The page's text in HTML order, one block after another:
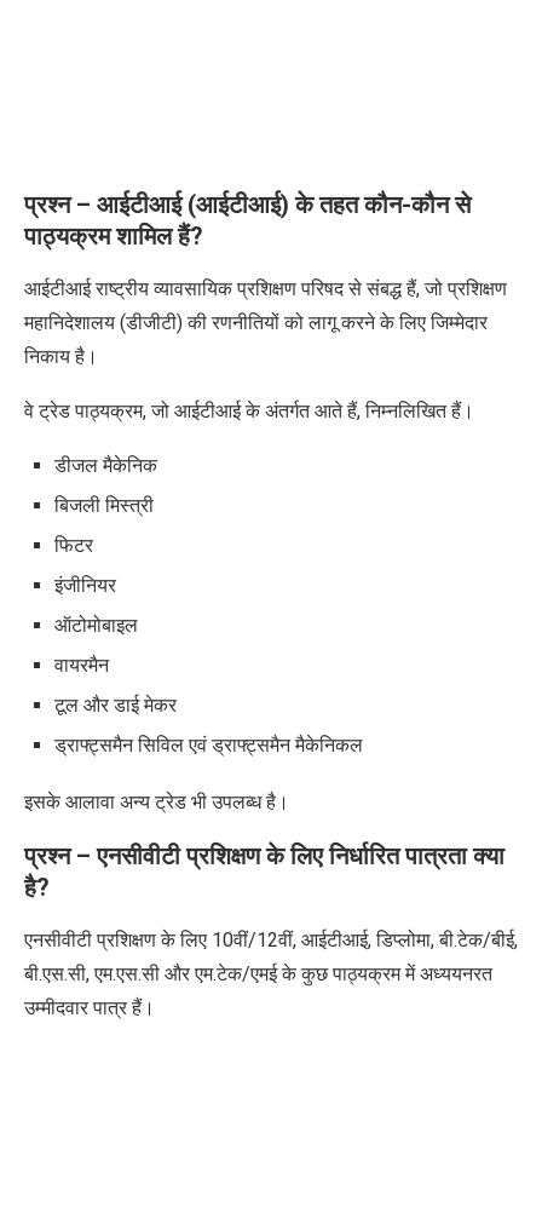
प्रश्न – आईटीआई (आईटीआई) के तहत कौन-कौन से
पाठ्यक्रम शामिल हैं?
आईटीआई राष्ट्रीय व्यावसायिक प्रशिक्षण परिषद से संबद्ध हैं,जो प्रशिक्षण
महानिदेशालय (डीजीटी) की रणनीतियों को लागू करने के लिए जिम्मेदार
निकाय है।
वे ट्रेड पाठ्यक्रम,जो आईटीआई के अंतर्गत आते हैं,निम्नलिखित हैं।
डीजल मैकेनिक
बिजली मिस्त्री
फिटर
इंजीनियर
ऑटोमोबाइल
वायरमैन
टूल और डाई मेकर
ड्राफ्ट्समैन सिविल एवं ड्राफ्ट्समैन मैकेनिकल
इसके आलावा अन्य ट्रेड भी उपलब्ध है।
प्रश्न – एनसीवीटी प्रशिक्षण के लिए निर्धारित पात्रता क्या
है?
एनसीवीटी प्रशिक्षण के लिए 10वीं/12वीं, आईटीआई,डिप्लोमा,बी.टेक/बीई,
बी.एस.सी,एम.एस.सी और एम.टेक/एमई के कुछ पाठ्यक्रम में अध्ययनरत
उम्मीदवार पात्र हैं।